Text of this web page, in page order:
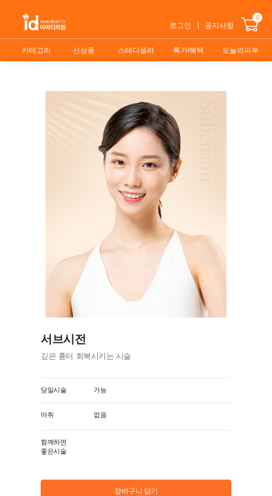
로그인 공지사항
카테고리 신상품 스테디셀러 특가/혜택 오늘의피부
0
서브시전
깊은 흉터 회복시키는 시술
당일시술 가능
마취 없음
함께하면
좋은시술
장바구니 담기